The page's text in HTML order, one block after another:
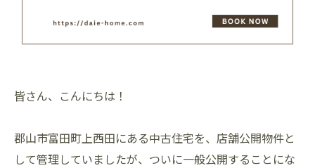
皆さん、こんにちは！
郡山市富田町上西田にある中古住宅を、店舗公開物件と
して管理していましたが、ついに一般公開することにな